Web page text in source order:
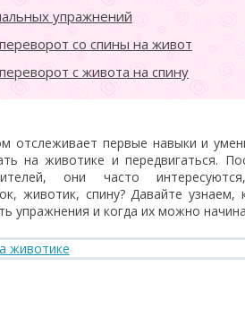
упражнений
со спины на живот
с живота на спину
отслеживает первые навыки и
на животике и передвигаться.
они часто
животик, спину? Давайте
упражнения и когда их можно